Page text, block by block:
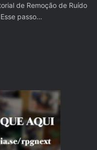
de Remoção de Ruído
passo…